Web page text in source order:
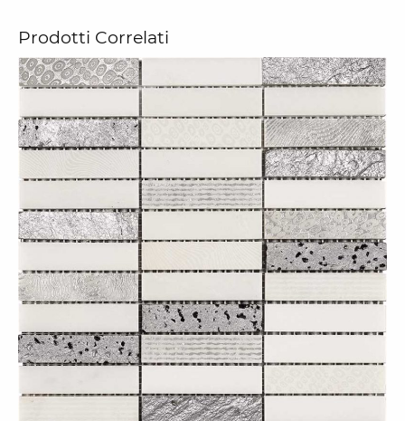
Prodotti Correlati